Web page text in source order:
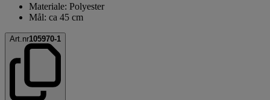
Materiale: Polyester
Mål: ca 45 cm
Art.nr105970-1